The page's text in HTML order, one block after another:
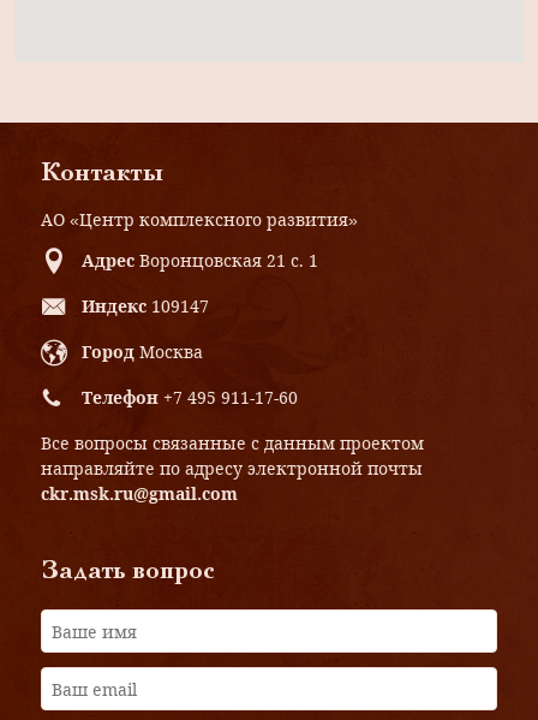
Контакты
АО «Центр комплексного развития»
Адрес Воронцовская 21 с. 1
Индекс 109147
Город Москва
Телефон +7 495 911-17-60
Все вопросы связанные с данным проектом
направляйте по адресу электронной почты
ckr.msk.ru@gmail.com
Задать вопрос